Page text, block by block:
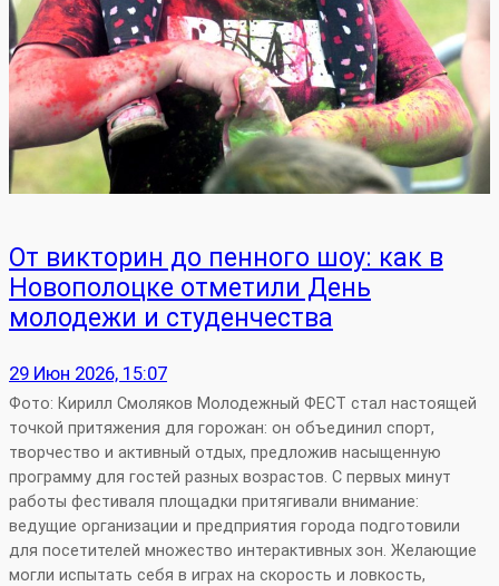
От викторин до пенного шоу: как в
Новополоцке отметили День
молодежи и студенчества
29 Июн 2026, 15:07
Фото: Кирилл Смоляков Молодежный ФЕСТ стал настоящей
точкой притяжения для горожан: он объединил спорт,
творчество и активный отдых, предложив насыщенную
программу для гостей разных возрастов. С первых минут
работы фестиваля площадки притягивали внимание:
ведущие организации и предприятия города подготовили
для посетителей множество интерактивных зон. Желающие
могли испытать себя в играх на скорость и ловкость,